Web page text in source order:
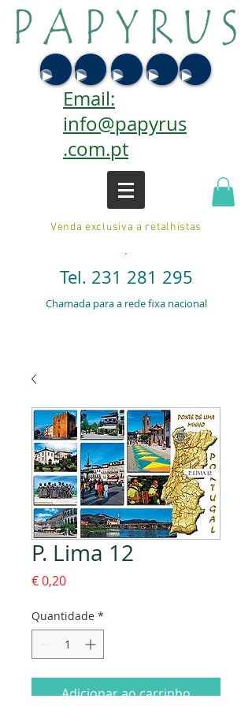
Email:
info@papyrus
.com.pt
Venda exclusiva a retalhistas
.
Tel. 231 281 295
Chamada para a rede fixa nacional
P. Lima 12
€ 0,20Preço
Quantidade *
Adicionar ao carrinho